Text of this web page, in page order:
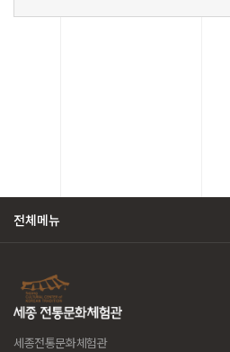
전체메뉴
세종전통문화체험관